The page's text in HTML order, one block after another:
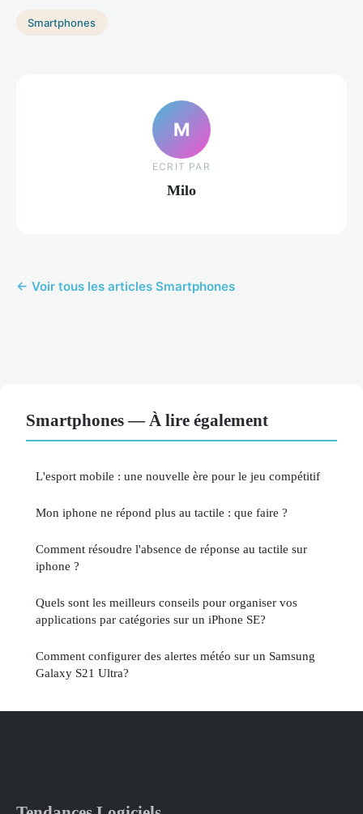
Smartphones
M
ECRIT PAR
Milo
← Voir tous les articles Smartphones
Smartphones — À lire également
L'esport mobile : une nouvelle ère pour le jeu compétitif
Mon iphone ne répond plus au tactile : que faire ?
Comment résoudre l'absence de réponse au tactile sur
iphone ?
Quels sont les meilleurs conseils pour organiser vos
applications par catégories sur un iPhone SE?
Comment configurer des alertes météo sur un Samsung
Galaxy S21 Ultra?